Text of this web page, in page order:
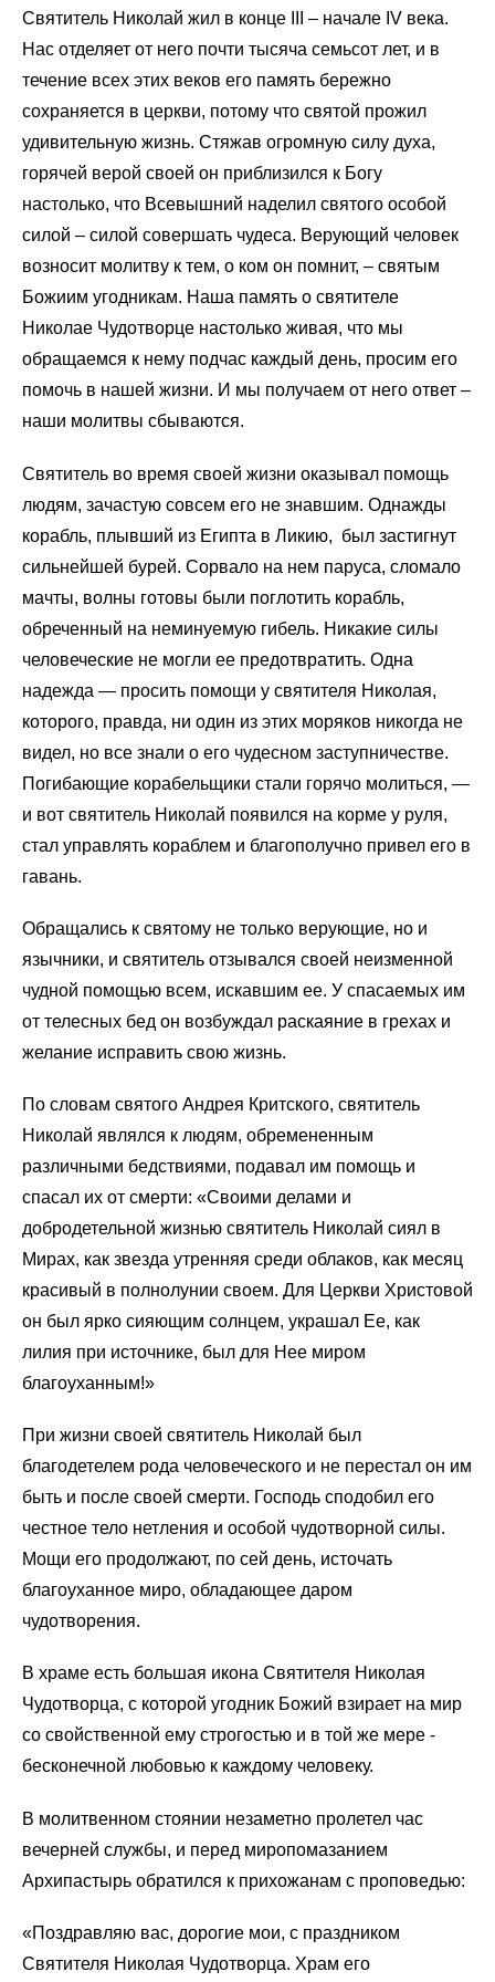
Святитель Николай жил в конце III – начале IV века.
Нас отделяет от него почти тысяча семьсот лет, и в
течение всех этих веков его память бережно
сохраняется в церкви, потому что святой прожил
удивительную жизнь. Стяжав огромную силу духа,
горячей верой своей он приблизился к Богу
настолько, что Всевышний наделил святого особой
силой – силой совершать чудеса. Верующий человек
возносит молитву к тем, о ком он помнит, – святым
Божиим угодникам. Наша память о святителе
Николае Чудотворце настолько живая, что мы
обращаемся к нему подчас каждый день, просим его
помочь в нашей жизни. И мы получаем от него ответ –
наши молитвы сбываются.
Святитель во время своей жизни оказывал помощь
людям, зачастую совсем его не знавшим. Однажды
корабль, плывший из Египта в Ликию, был застигнут
сильнейшей бурей. Сорвало на нем паруса, сломало
мачты, волны готовы были поглотить корабль,
обреченный на неминуемую гибель. Никакие силы
человеческие не могли ее предотвратить. Одна
надежда — просить помощи у святителя Николая,
которого, правда, ни один из этих моряков никогда не
видел, но все знали о его чудесном заступничестве.
Погибающие корабельщики стали горячо молиться, —
и вот святитель Николай появился на корме у руля,
стал управлять кораблем и благополучно привел его в
гавань.
Обращались к святому не только верующие, но и
язычники, и святитель отзывался своей неизменной
чудной помощью всем, искавшим ее. У спасаемых им
от телесных бед он возбуждал раскаяние в грехах и
желание исправить свою жизнь.
По словам святого Андрея Критского, святитель
Николай являлся к людям, обремененным
различными бедствиями, подавал им помощь и
спасал их от смерти: «Своими делами и
добродетельной жизнью святитель Николай сиял в
Мирах, как звезда утренняя среди облаков, как месяц
красивый в полнолунии своем. Для Церкви Христовой
он был ярко сияющим солнцем, украшал Ее, как
лилия при источнике, был для Нее миром
благоуханным!»
При жизни своей святитель Николай был
благодетелем рода человеческого и не перестал он им
быть и после своей смерти. Господь сподобил его
честное тело нетления и особой чудотворной силы.
Мощи его продолжают, по сей день, источать
благоуханное миро, обладающее даром
чудотворения.
В храме есть большая икона Святителя Николая
Чудотворца, с которой угодник Божий взирает на мир
со свойственной ему строгостью и в той же мере -
бесконечной любовью к каждому человеку.
В молитвенном стоянии незаметно пролетел час
вечерней службы, и перед миропомазанием
Архипастырь обратился к прихожанам с проповедью:
«Поздравляю вас, дорогие мои, с праздником
Святителя Николая Чудотворца. Храм его